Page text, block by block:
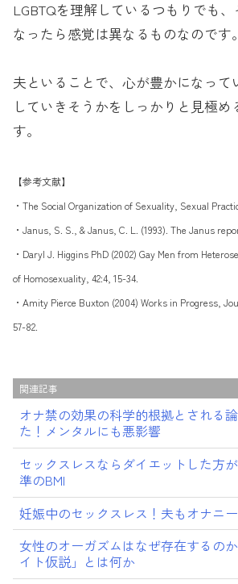
LGBTQを理解しているつもりでも
なったら感覚は異なるものなのです。
夫といることで、心が豊かになって
していきそうかをしっかりと見極め
す。
【参考文献】
・The Social Organization of Sexuality, Sexual
・Janus, S. S., & Janus, C. L. (1993). The Janus
・Daryl J. Higgins PhD (2002) Gay Men from
of Homosexuality, 42:4, 15-34.
・Amity Pierce Buxton (2004) Works in Progress,
57-82.
関連記事
オナ禁の効果の科学的根拠とされる
た！メンタルにも悪影響
セックスレスならダイエットした方
準のBMI
妊娠中のセックスレス！夫もオナニ
女性のオーガズムはなぜ存在するの
イト仮説」とは何か